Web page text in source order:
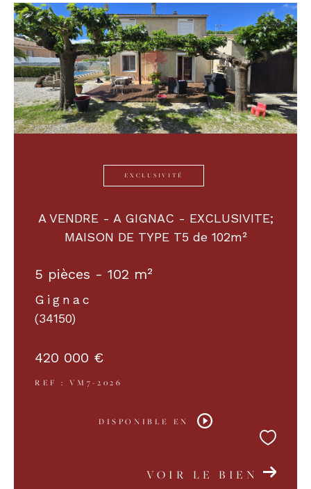
EXCLUSIVITÉ
A VENDRE - A GIGNAC - EXCLUSIVITE;
MAISON DE TYPE T5 de 102m²
5 pièces - 102 m²
Gignac
(34150)
420 000 €
REF : VM7-2026
DISPONIBLE EN
VOIR LE BIEN